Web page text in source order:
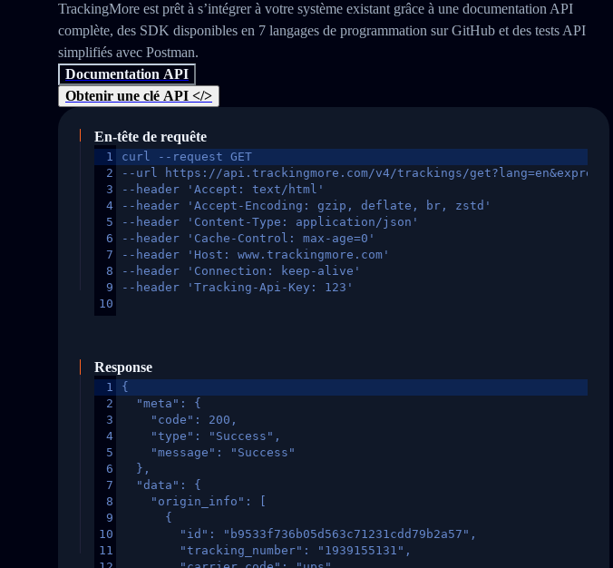
TrackingMore est prêt à s’intégrer à votre système existant grâce à une documentation API
complète, des SDK disponibles en 7 langages de programmation sur GitHub et des tests API
simplifiés avec Postman.
Documentation API
Obtenir une clé API </>
En-tête de requête
1
2
3
4
5
6
7
8
9
10
curl --request GET
--url https://api.trackingmore.com/v4/trackings/
--header 'Accept: text/html'
--header 'Accept-Encoding: gzip, deflate, br, zstd'
--header 'Content-Type: application/json'
--header 'Cache-Control: max-age=0'
--header 'Host: www.trackingmore.com'
--header 'Connection: keep-alive'
--header 'Tracking-Api-Key: 123'
Response
1
2
3
4
5
6
7
8
9
10
11
{
  "meta": {
    "code": 200,
    "type": "Success",
    "message": "Success"
  },
  "data": {
    "origin_info": [
      {
        "id": "b9533f736b05d563c71231cdd79b2a57",
        "tracking_number": "1939155131",